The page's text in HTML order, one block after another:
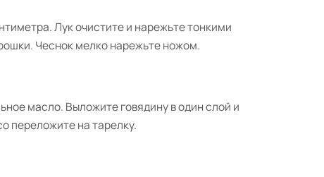
Лук очистите и нарежьте тонкими
Чеснок мелко нарежьте ножом.
масло. Выложите говядину в один слой и
переложите на тарелку.